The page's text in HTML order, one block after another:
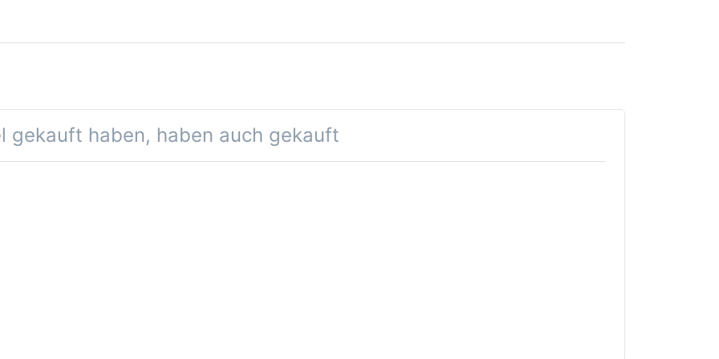
gekauft haben, haben auch gekauft